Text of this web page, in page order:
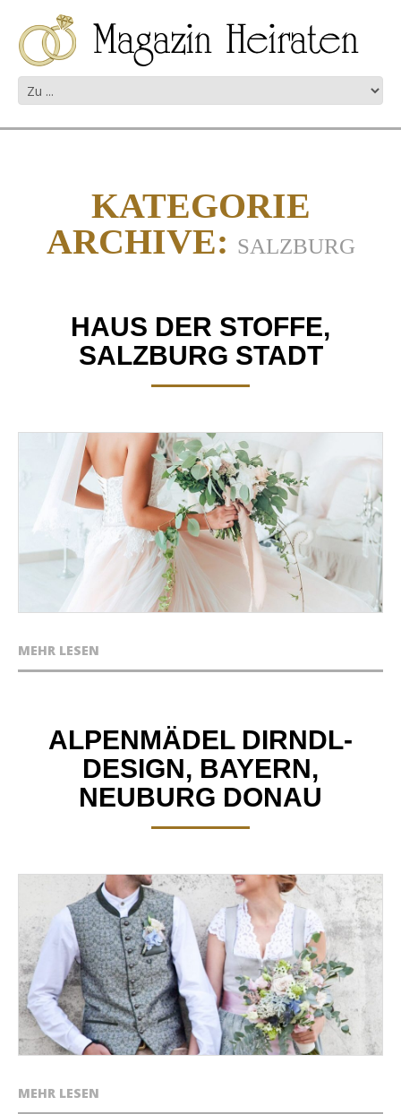
KATEGORIE
ARCHIVE: SALZBURG
HAUS DER STOFFE,
SALZBURG STADT
MEHR LESEN
ALPENMÄDEL DIRNDL-
DESIGN, BAYERN,
NEUBURG DONAU
MEHR LESEN